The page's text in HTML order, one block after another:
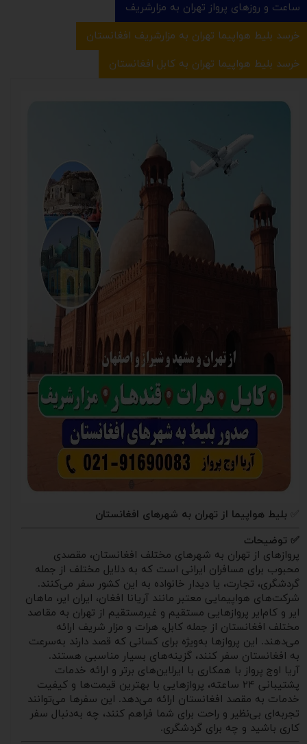
ساعت و روزهای پرواز تهران به مزارشریف
خرسد بلیط هواپیما تهران به مزارشریف افغانستان
خرسد بلیط هواپیما تهران به کابل افغانستان
بلیط هواپیما از تهران به شهرهای افغانستان
✅ توضیحات
پروازهای از تهران به شهرهای مختلف افغانستان، مقصدی
محبوب برای مسافران ایرانی است که به دلایل مختلف از جمله
گردشگری، تجارت، یا دیدار خانواده به این کشور سفر می‌کنند.
شرکت‌های هواپیمایی معتبر مانند آریانا افغان، ایران ایر، ماهان
ایر و کام‌ایر پروازهایی مستقیم و غیرمستقیم از تهران به مقاصد
مختلف افغانستان از جمله کابل، هرات و مزار شریف ارائه
می‌دهند. این پروازها به‌ویژه برای کسانی که قصد دارند به‌سرعت
به افغانستان سفر کنند، گزینه‌های بسیار مناسبی هستند.
آریا اوج پرواز با همکاری با ایرلاین‌های برتر و ارائه خدمات
پشتیبانی ۲۴ ساعته، پروازهایی با بهترین قیمت‌ها و کیفیت
خدمات به مقصد افغانستان ارائه می‌دهد. این سفرها می‌توانند
تجربه‌ای بی‌نظیر و راحت برای شما فراهم کنند، چه به‌دنبال سفر
کاری باشید و چه برای گردشگری.